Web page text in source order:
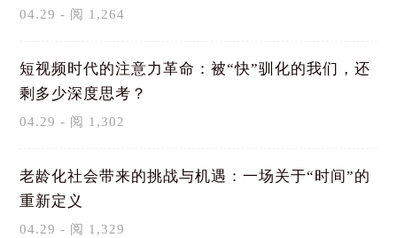
04.29 - 阅 1,264
短视频时代的注意力革命：被“快”驯化的我们，还
剩多少深度思考？
04.29 - 阅 1,302
老龄化社会带来的挑战与机遇：一场关于“时间”的
重新定义
04.29 - 阅 1,329